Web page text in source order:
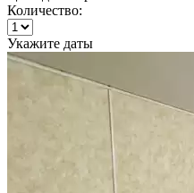
Количество:
Укажите даты